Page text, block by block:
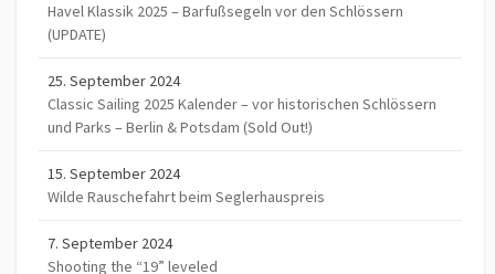
Havel Klassik 2025 – Barfußsegeln vor den Schlössern
(UPDATE)
25. September 2024
Classic Sailing 2025 Kalender – vor historischen Schlössern
und Parks – Berlin & Potsdam (Sold Out!)
15. September 2024
Wilde Rauschefahrt beim Seglerhauspreis
7. September 2024
Shooting the “19” leveled